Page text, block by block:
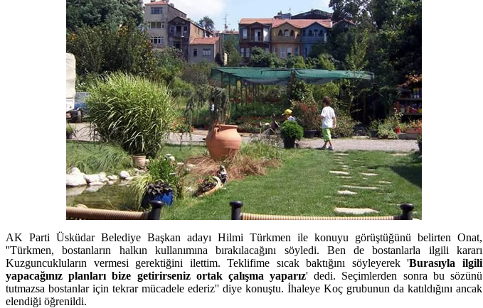
AK Parti Üsküdar Belediye Başkan adayı Hilmi Türkmen ile konuyu görüştüğünü belirten Onat,
''Türkmen, bostanların halkın kullanımına bırakılacağını söyledi. Ben de bostanlarla ilgili kararı
Kuzguncukluların vermesi gerektiğini ilettim. Teklifime sıcak baktığını söyleyerek 'Burasıyla ilgili
yapacağınız planları bize getirirseniz ortak çalışma yaparız' dedi. Seçimlerden sonra bu sözünü
tutmazsa bostanlar için tekrar mücadele ederiz'' diye konuştu. İhaleye Koç grubunun da katıldığını ancak
elendiği öğrenildi.